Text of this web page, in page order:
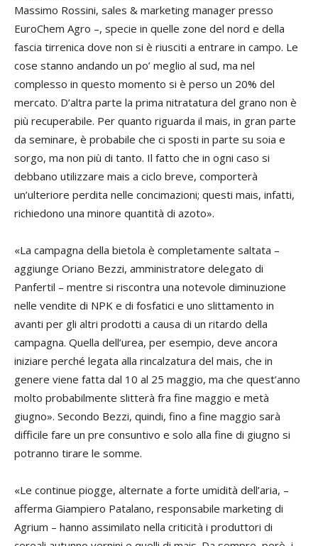
Massimo Rossini, sales & marketing manager presso
EuroChem Agro –, specie in quelle zone del nord e della
fascia tirrenica dove non si è riusciti a entrare in campo. Le
cose stanno andando un po’ meglio al sud, ma nel
complesso in questo momento si è perso un 20% del
mercato. D’altra parte la prima nitratatura del grano non è
più recuperabile. Per quanto riguarda il mais, in gran parte
da seminare, è probabile che ci sposti in parte su soia e
sorgo, ma non più di tanto. Il fatto che in ogni caso si
debbano utilizzare mais a ciclo breve, comporterà
un’ulteriore perdita nelle concimazioni; questi mais, infatti,
richiedono una minore quantità di azoto».
«La campagna della bietola è completamente saltata –
aggiunge Oriano Bezzi, amministratore delegato di
Panfertil – mentre si riscontra una notevole diminuzione
nelle vendite di NPK e di fosfatici e uno slittamento in
avanti per gli altri prodotti a causa di un ritardo della
campagna. Quella dell’urea, per esempio, deve ancora
iniziare perché legata alla rincalzatura del mais, che in
genere viene fatta dal 10 al 25 maggio, ma che quest’anno
molto probabilmente slitterà fra fine maggio e metà
giugno». Secondo Bezzi, quindi, fino a fine maggio sarà
difficile fare un pre consuntivo e solo alla fine di giugno si
potranno tirare le somme.
«Le continue piogge, alternate a forte umidità dell’aria, –
afferma Giampiero Patalano, responsabile marketing di
Agrium – hanno assimilato nella criticità i produttori di